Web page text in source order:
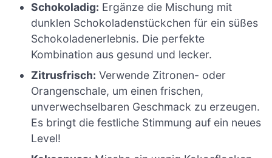
Schokoladig: Ergänze die Mischung mit
dunklen Schokoladenstückchen für ein süßes
Schokoladenerlebnis. Die perfekte
Kombination aus gesund und lecker.
Zitrusfrisch: Verwende Zitronen- oder
Orangenschale, um einen frischen,
unverwechselbaren Geschmack zu erzeugen.
Es bringt die festliche Stimmung auf ein neues
Level!